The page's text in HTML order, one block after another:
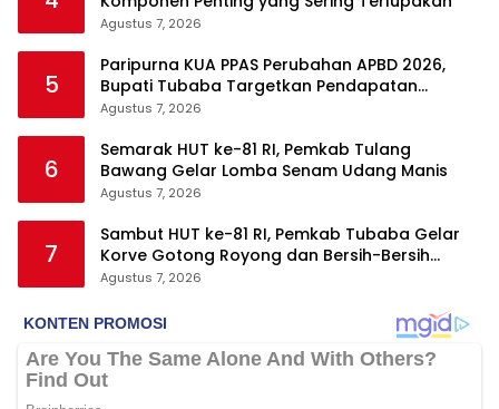
Agustus 7, 2026
5
Paripurna KUA PPAS Perubahan APBD 2026,
Bupati Tubaba Targetkan Pendapatan
Daerah Rp820,3 Miliar
Agustus 7, 2026
6
Semarak HUT ke-81 RI, Pemkab Tulang
Bawang Gelar Lomba Senam Udang Manis
Agustus 7, 2026
7
Sambut HUT ke-81 RI, Pemkab Tubaba Gelar
Korve Gotong Royong dan Bersih-Bersih
Serentak
Agustus 7, 2026